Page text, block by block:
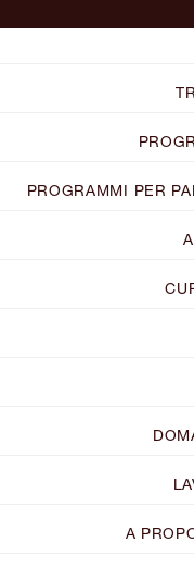
PROGRAMMI PER
A